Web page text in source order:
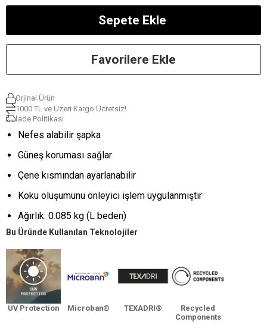
Favorilere Ekle
Orjinal Ürün
1000 TL ve Üzeri Kargo Ücretsiz!
İade Politikası
Nefes alabilir şapka
Güneş koruması sağlar
Çene kısmından ayarlanabilir
Koku oluşumunu önleyici işlem uygulanmıştır
Ağırlık: 0.085 kg (L beden)
Bu Üründe Kullanılan Teknolojiler
UV Protection Microban® TEXADRI®
Recycled
Components